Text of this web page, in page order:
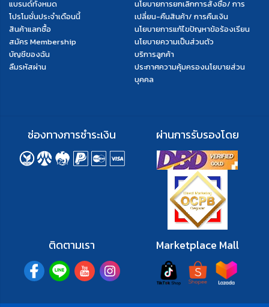
แบรนด์ทั้งหมด
โปรโมชั่นประจำเดือนนี้
สินค้าแลกซื้อ
สมัคร Membership
บัญชีของฉัน
ลืมรหัสผ่าน
นโยบายการยกเลิกการสั่งซื้อ/ การ
เปลี่ยน-คืนสินค้า/ การคืนเงิน
นโยบายการแก้ไขปัญหาข้อร้องเรียน
นโยบายความเป็นส่วนตัว
บริการลูกค้า
ประกาศความคุ้มครองนโยบายส่วน
บุคคล
ติดตามเรา
ช่องทางการชำระเงิน ผ่านการรับรองโดย
Marketplace Mall